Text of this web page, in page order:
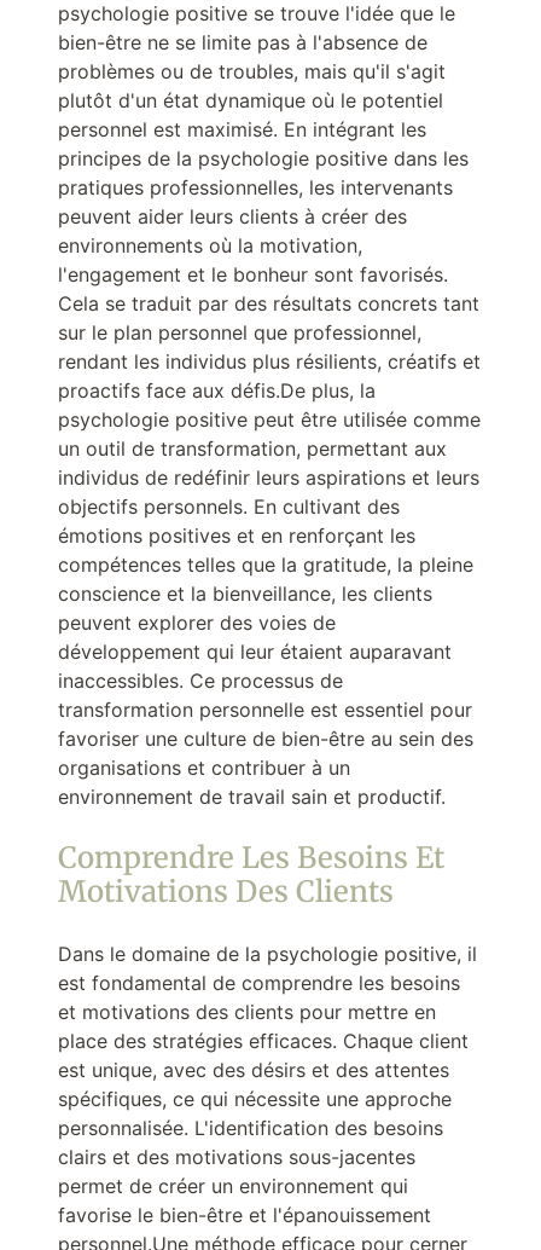
psychologie positive se trouve l'idée que le
bien-être ne se limite pas à l'absence de
problèmes ou de troubles, mais qu'il s'agit
plutôt d'un état dynamique où le potentiel
personnel est maximisé. En intégrant les
principes de la psychologie positive dans les
pratiques professionnelles, les intervenants
peuvent aider leurs clients à créer des
environnements où la motivation,
l'engagement et le bonheur sont favorisés.
Cela se traduit par des résultats concrets tant
sur le plan personnel que professionnel,
rendant les individus plus résilients, créatifs et
proactifs face aux défis.De plus, la
psychologie positive peut être utilisée comme
un outil de transformation, permettant aux
individus de redéfinir leurs aspirations et leurs
objectifs personnels. En cultivant des
émotions positives et en renforçant les
compétences telles que la gratitude, la pleine
conscience et la bienveillance, les clients
peuvent explorer des voies de
développement qui leur étaient auparavant
inaccessibles. Ce processus de
transformation personnelle est essentiel pour
favoriser une culture de bien-être au sein des
organisations et contribuer à un
environnement de travail sain et productif.
Comprendre Les Besoins Et
Motivations Des Clients
Dans le domaine de la psychologie positive, il
est fondamental de comprendre les besoins
et motivations des clients pour mettre en
place des stratégies efficaces. Chaque client
est unique, avec des désirs et des attentes
spécifiques, ce qui nécessite une approche
personnalisée. L'identification des besoins
clairs et des motivations sous-jacentes
permet de créer un environnement qui
favorise le bien-être et l'épanouissement
personnel.Une méthode efficace pour cerner